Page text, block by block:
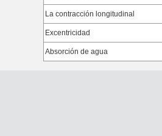
La contracción longitudinal
Excentricidad
Absorción de agua